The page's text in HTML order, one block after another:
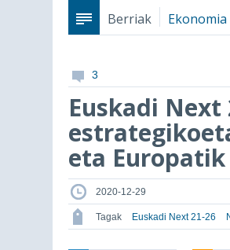
Berriak
3
Euskadi
eta
2020-12-29
Tagak Euskadi Next 21-26